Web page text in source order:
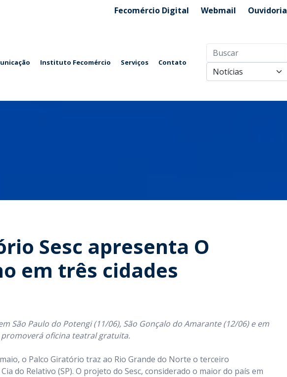
Fecomércio Digital Webmail Ouvidoria
Instituto Fecomércio Serviços Contato
Sesc apresenta O
em três cidades
São Paulo do Potengi (11/06), São Gonçalo do Amarante (12/06) e em
oficina teatral gratuita.
o Palco Giratório traz ao Rio Grande do Norte o terceiro
do Relativo (SP). O projeto do Sesc, considerado o maior do país em